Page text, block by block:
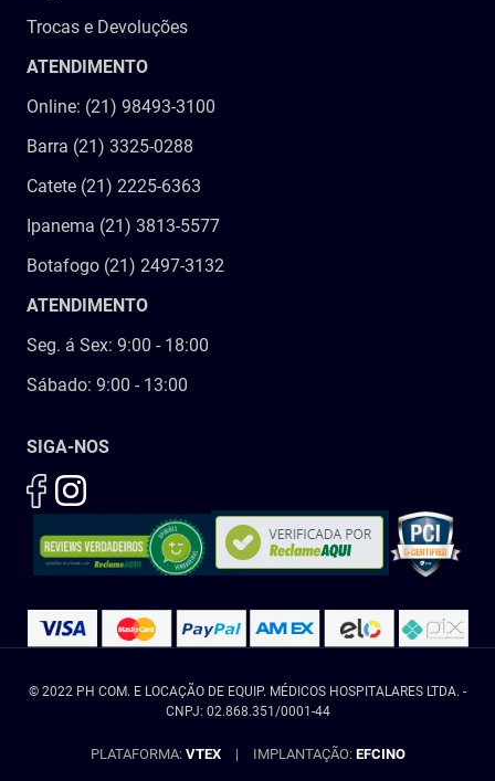
Trocas e Devoluções
ATENDIMENTO
Online: (21) 98493-3100
Barra (21) 3325-0288
Catete (21) 2225-6363
Ipanema (21) 3813-5577
Botafogo (21) 2497-3132
ATENDIMENTO
Seg. á Sex: 9:00 - 18:00
Sábado: 9:00 - 13:00
SIGA-NOS
© 2022 PH COM. E LOCAÇÃO DE EQUIP. MÉDICOS HOSPITALARES LTDA. -
CNPJ: 02.868.351/0001-44
PLATAFORMA: VTEX | IMPLANTAÇÃO: EFCINO